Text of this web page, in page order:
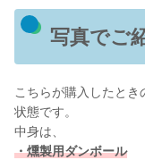
写真でご
こちらが購入したとき
状態です。
中身は、
・燻製用ダンボール